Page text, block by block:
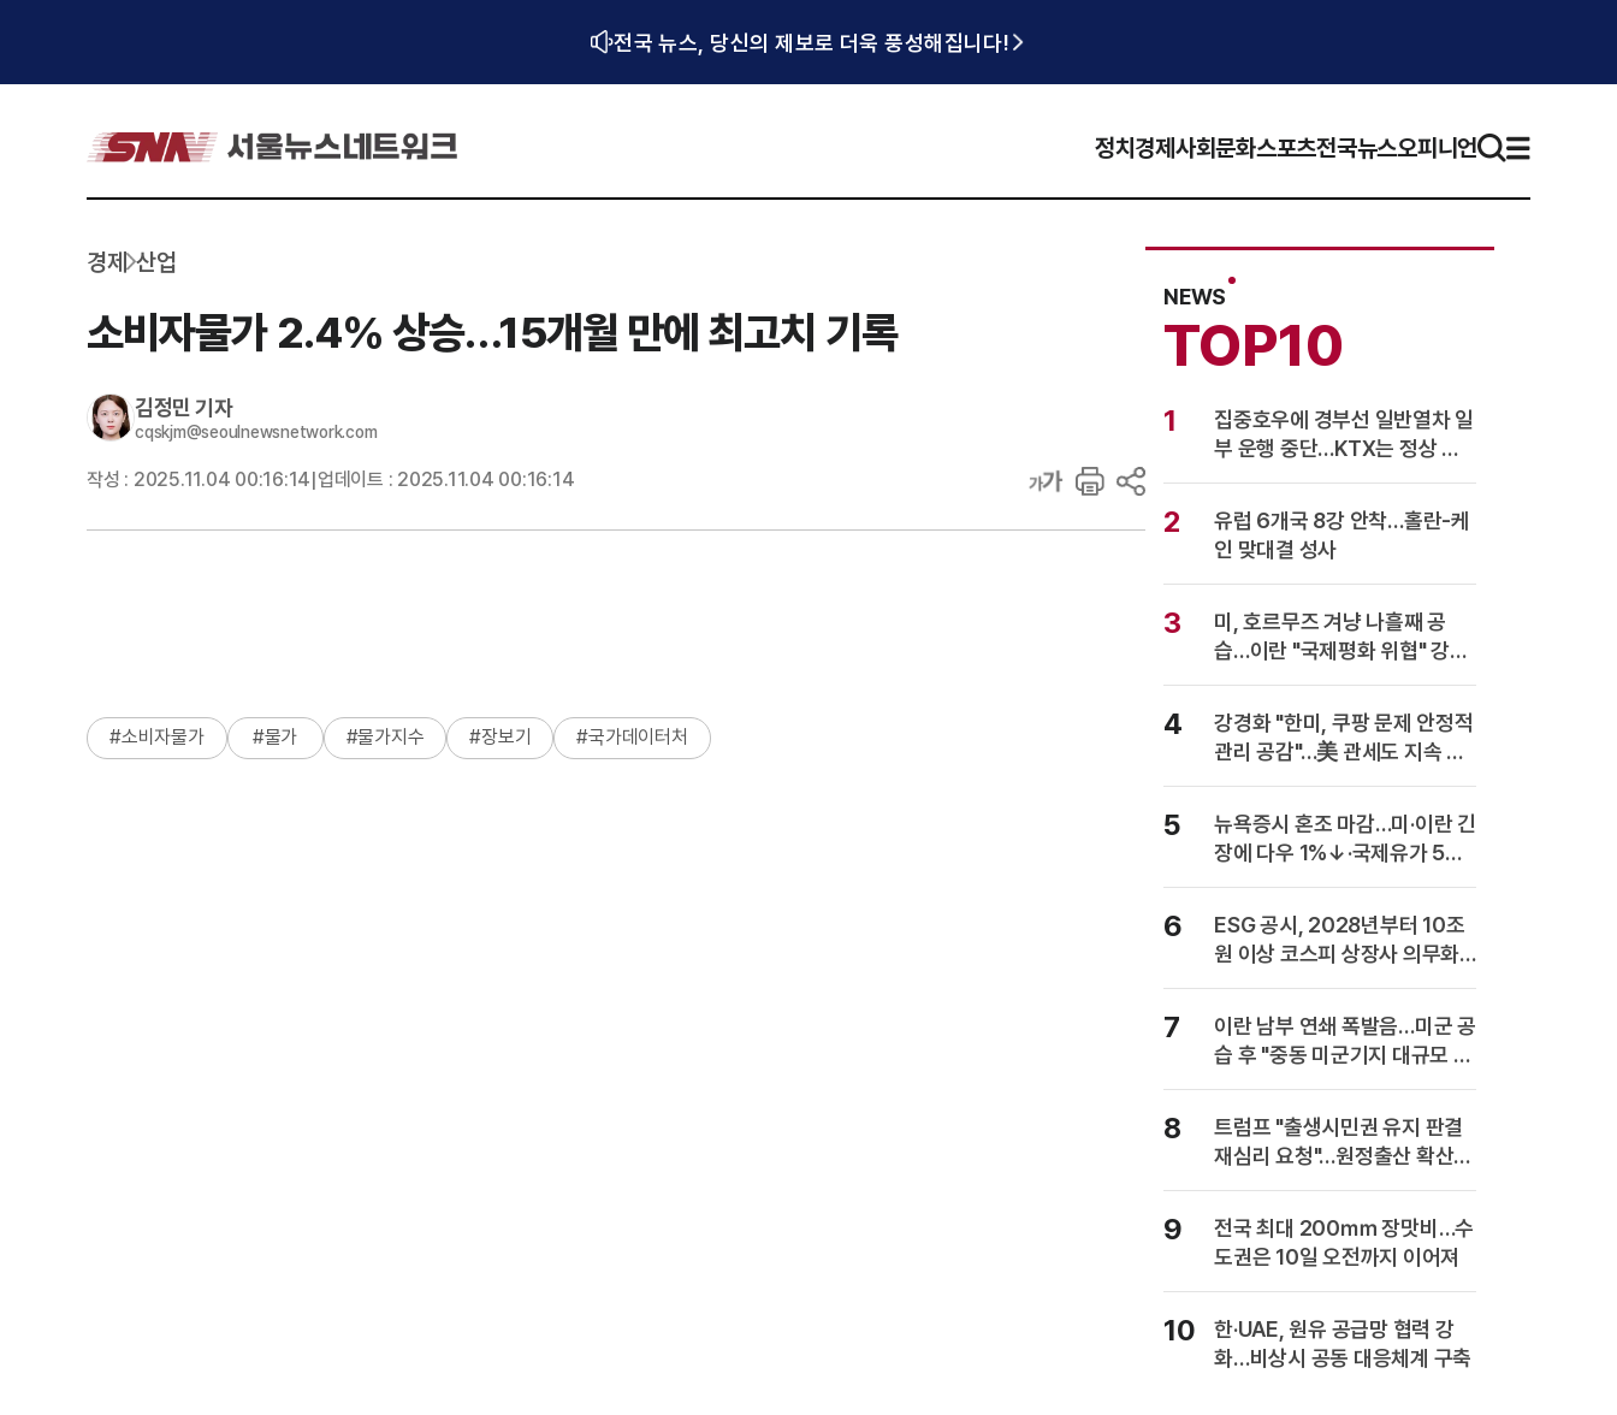
전국 뉴스, 당신의 제보로 더욱 풍성해집니다!
정치 경제사회문화스포츠전국뉴스오피니언
경제 산업
소비자물가 2.4% 상승…15개월 만에 최고치 기록
김정민 기자
cqskjm@seoulnewsnetwork.com
작성 : 2025.11.04 00:16:14 업데이트 : 2025.11.04 00:16:14
#소비자물가 #물가 #물가지수 #장보기 #국가데이터처
NEWS
TOP10
1
집중호우에 경부선 일반열차 일
부 운행 중단…KTX는 정상 운
행
2
유럽 6개국 8강 안착…홀란-케
인 맞대결 성사
3
미, 호르무즈 겨냥 나흘째 공
습…이란 "국제평화 위협" 강력
반발
4
강경화 "한미, 쿠팡 문제 안정적
관리 공감"…美 관세도 지속 협
의
5
뉴욕증시 혼조 마감…미·이란 긴
장에 다우 1%↓·국제유가 5%
급등
6
ESG 공시, 2028년부터 10조
원 이상 코스피 상장사 의무화…
사업보고서에 담는다
7
이란 남부 연쇄 폭발음…미군 공
습 후 "중동 미군기지 대규모 보
복" 경고
8
트럼프 "출생시민권 유지 판결
재심리 요청"…원정출산 확산
주장
9
전국 최대 200㎜ 장맛비…수
도권은 10일 오전까지 이어져
10
한·UAE, 원유 공급망 협력 강
화…비상시 공동 대응체계 구축